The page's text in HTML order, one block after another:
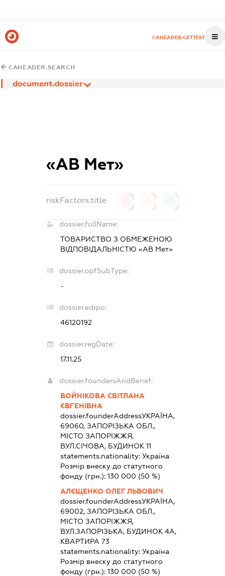
CAHEADER.GETTEST
CAHEADER.SEARCH
document.dossier
«АВ Мет»
riskFactors.title
dossier.fullName:
ТОВАРИСТВО З ОБМЕЖЕНОЮ
ВІДПОВІДАЛЬНІСТЮ «АВ Мет»
dossier.opfSubType:
-
dossier.edrpo:
46120192
dossier.regDate:
17.11.25
dossier.foundersAndBenef:
ВОЙНІКОВА СВІТЛАНА
ЄВГЕНІВНА
dossier.founderAddressУКРАЇНА,
69060, ЗАПОРІЗЬКА ОБЛ.,
МІСТО ЗАПОРІЖЖЯ,
ВУЛ.СІЧОВА, БУДИНОК 11
statements.nationality: Україна
Розмір внеску до статутного
фонду (грн.): 130 000 (50 %)
АЛЄЩЕНКО ОЛЕГ ЛЬВОВИЧ
dossier.founderAddressУКРАЇНА,
69002, ЗАПОРІЗЬКА ОБЛ.,
МІСТО ЗАПОРІЖЖЯ,
ВУЛ.ЗАПОРІЗЬКА, БУДИНОК 4А,
КВАРТИРА 73
statements.nationality: Україна
Розмір внеску до статутного
фонду (грн.): 130 000 (50 %)